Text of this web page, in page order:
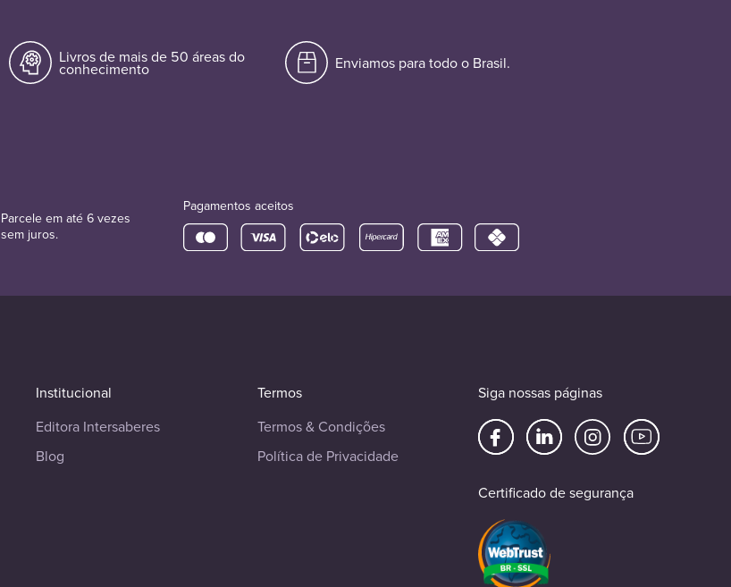
Livros de mais de 50 áreas do
conhecimento Enviamos para todo o Brasil.
Parcele em até 6 vezes
sem juros.
Pagamentos aceitos
Institucional
Editora Intersaberes
Blog
Termos
Termos & Condições
Política de Privacidade
Siga nossas páginas
Certificado de segurança